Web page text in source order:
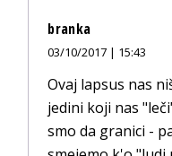
branka
03/10/2017 | 15:43
Ovaj lapsus nas
jedini koji nas
smo da granici -